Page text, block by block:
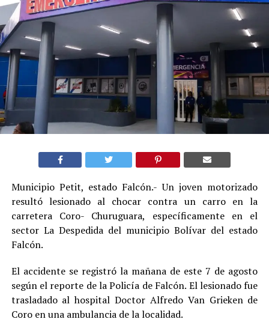
Municipio Petit, estado Falcón.- Un joven motorizado
resultó lesionado al chocar contra un carro en la
carretera Coro- Churuguara, específicamente en el
sector La Despedida del municipio Bolívar del estado
Falcón.
El accidente se registró la mañana de este 7 de agosto
según el reporte de la Policía de Falcón. El lesionado fue
trasladado al hospital Doctor Alfredo Van Grieken de
Coro en una ambulancia de la localidad.